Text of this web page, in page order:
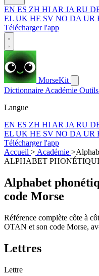
EN ES ZH HI AR JA RU
EL UK HE SV NO DA UR
Télécharger l'app
MorseKit
Dictionnaire Académie Outils
Langue
EN ES ZH HI AR JA RU
EL UK HE SV NO DA UR
Télécharger l'app
Accueil > Académie >
ALPHABET
Alphabet
code Morse
Référence complète côte à
OTAN et son code Morse,
Lettres
Lettre